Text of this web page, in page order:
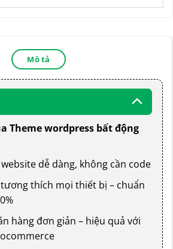
Mô tả
Theme wordpress bất động
dễ dàng, không cần code
tương thích mọi thiết bị – chuẩn
hàng đơn giản – hiệu quả với